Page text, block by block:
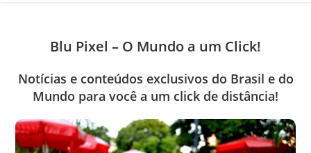
Blu Pixel – O Mundo a um Click!
Notícias e conteúdos exclusivos do Brasil e do
Mundo para você a um click de distância!